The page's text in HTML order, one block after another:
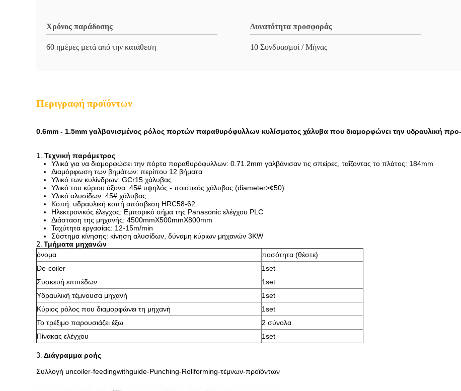
Χρόνος παράδοσης
60 ημέρες μετά από την κατάθεση
Δυνατότητα προσφοράς
10 Συνδυασμοί / Μήνας
Περιγραφή προϊόντων
0.6mm - 1.5mm γαλβανισμένος ρόλος πορτών παραθυρόφυλλων κυλίσματος χάλυβα που διαμορφώνει την υδραυλική
1. Τεχνική παράμετρος
Υλικά για να διαμορφώσει την πόρτα παραθυρόφυλλων: 0.71.2mm γαλβάνισαν τις σπείρες, ταΐζοντας το πλάτος: 184mm
Διαμόρφωση των βημάτων: περίπου 12 βήματα
Υλικό των κυλίνδρων: GCr15 χάλυβας
Υλικό του κύριου άξονα: 45# υψηλός - ποιοτικός χάλυβας (diameter>¢50)
Υλικό αλυσίδων: 45# χάλυβας
Κοπή: υδραυλική κοπή απόσβεση HRC58-62
Ηλεκτρονικός έλεγχος: Εμπορικό σήμα της Panasonic ελέγχου PLC
Διάσταση της μηχανής: 4500mmX500mmX800mm
Ταχύτητα εργασίας: 12-15m/min
Σύστημα κίνησης: κίνηση αλυσίδων, δύναμη κύριων μηχανών 3KW
2. Τμήματα μηχανών
όνομα
ποσότητα (θέστε)
De-coiler
1set
Συσκευή επιπέδων
1set
Υδραυλική τέμνουσα μηχανή
1set
Κύριος ρόλος που διαμορφώνει τη μηχανή
1set
Το τρέξιμο παρουσιάζει έξω
2 σύνολα
Πίνακας ελέγχου
1set
3. Διάγραμμα ροής
Συλλογή uncoiler-feedingwithguide-Punching-Rollforming-τέμνων-προϊόντων